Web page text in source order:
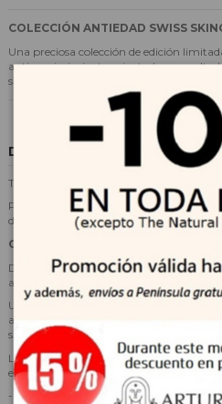
COLECCIÓN ANTIEDAD SWISS
Una preciosa colección de edición
antienvejecimiento orientados a
signos del envejecimiento.
Descripción
Tipo de piel: para pieles normales, secas y
Preocupación por la piel: signos de
deshidratación.
COLECCIÓN ANTIEDAD SWISS
Descubra las joyas suizas para el
antienvejecimiento celular.
Una preciosa colección de edición
antienvejecimiento orientados a
signos del envejecimiento.
La colección antienvejecimiento Swiss
exclusivos de Skincode:
- Crema Antiedad Celular 50 ml